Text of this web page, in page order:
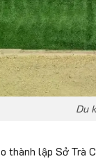
Du
thành lập Sở